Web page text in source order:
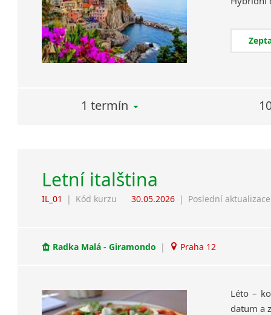
1 termín
Letní italština
IL_01 | Kód kurzu 30.05.2026 | Poslední aktualizace
Radka Malá - Giramondo | Praha 12
Léto –
datum a